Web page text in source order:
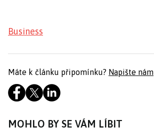
Business
Máte k článku připomínku? Napište nám
MOHLO BY SE VÁM LÍBIT